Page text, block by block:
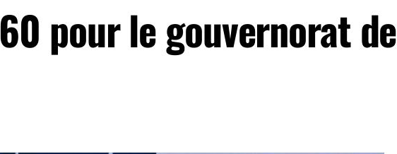
pour le gouvernorat de